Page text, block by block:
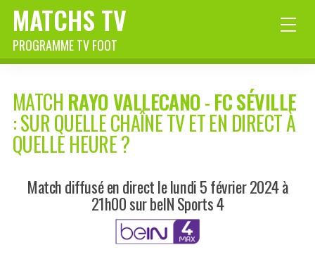
MATCHS TV
PROGRAMME TV FOOT
MATCH RAYO VALLECANO-FC SÉVILLE
: SUR QUELLE CHAÎNE TV ET EN DIRECT À
QUELLE HEURE ?
Match diffusé en direct le lundi 5 février 2024 à
21h00 sur beIN Sports 4